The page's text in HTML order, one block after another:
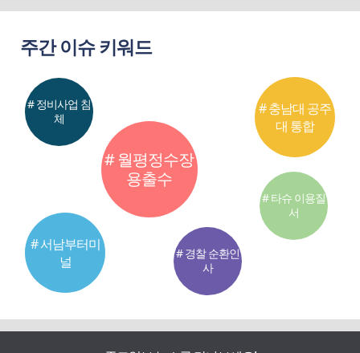
주간 이슈 키워드
# 월평정수장
용출수
# 서남부터미
널
# 충남대 공주
대 통합
# 정비사업 침
체
# 경찰 순환인
사
# 타슈 이용질
서